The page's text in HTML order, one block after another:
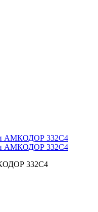
АМКОДОР 332С4
АМКОДОР 332С4
332С4